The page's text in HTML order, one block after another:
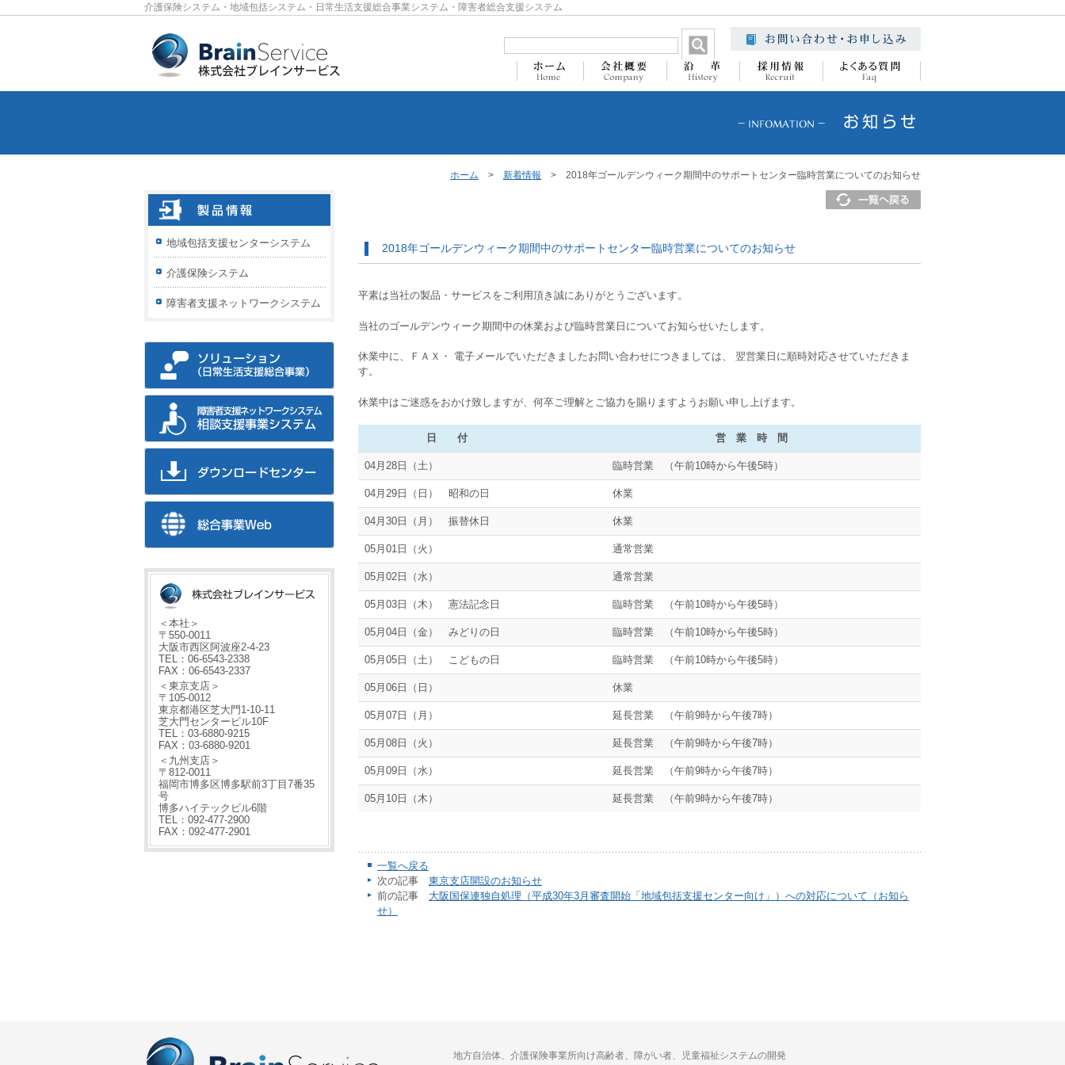
介護保険システム・地域包括システム・日常生活支援総合事業システム・障害者総合支援システム
ホーム > 新着情報 > 2018年ゴールデンウィーク期間中のサポートセンター臨時営業についてのお知らせ
2018年ゴールデンウィーク期間中のサポートセンター臨時営業についてのお知らせ
平素は当社の製品・サービスをご利用頂き誠にありがとうございます。
当社のゴールデンウィーク期間中の休業および臨時営業日についてお知らせいたします。
休業中に、ＦＡＸ・ 電子メールでいただきましたお問い合わせにつきましては、 翌営業日に順時対応させていただきま
す。
休業中はご迷惑をおかけ致しますが、何卒ご理解とご協力を賜りますようお願い申し上げます。
日 付 営 業 時 間
04月28日（土） 臨時営業 （午前10時から午後5時）
04月29日（日） 昭和の日 休業
04月30日（月） 振替休日 休業
05月01日（火） 通常営業
05月02日（水） 通常営業
05月03日（木） 憲法記念日 臨時営業 （午前10時から午後5時）
05月04日（金） みどりの日 臨時営業 （午前10時から午後5時）
05月05日（土） こどもの日 臨時営業 （午前10時から午後5時）
05月06日（日） 休業
05月07日（月） 延長営業 （午前9時から午後7時）
05月08日（火） 延長営業 （午前9時から午後7時）
05月09日（水） 延長営業 （午前9時から午後7時）
05月10日（木） 延長営業 （午前9時から午後7時）
一覧へ戻る
次の記事 東京支店開設のお知らせ
前の記事 大阪国保連独自処理（平成30年3月審査開始「地域包括支援センター向け」）への対応について（お知ら
せ）
地域包括支援センターシステム
介護保険システム
障害者支援ネットワークシステム
＜本社＞
〒550-0011
大阪市西区阿波座2-4-23
TEL：06-6543-2338
FAX：06-6543-2337
＜東京支店＞
〒105-0012
東京都港区芝大門1-10-11
芝大門センタービル10F
TEL：03-6880-9215
FAX：03-6880-9201
＜九州支店＞
〒812-0011
福岡市博多区博多駅前3丁目7番35
号
博多ハイテックビル6階
TEL：092-477-2900
FAX：092-477-2901
地方自治体、介護保険事業所向け高齢者、障がい者、児童福祉システムの開発